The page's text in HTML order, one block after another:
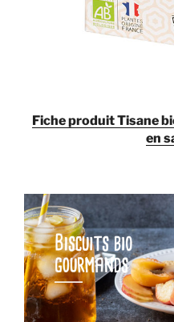
Fiche produitTisane
en